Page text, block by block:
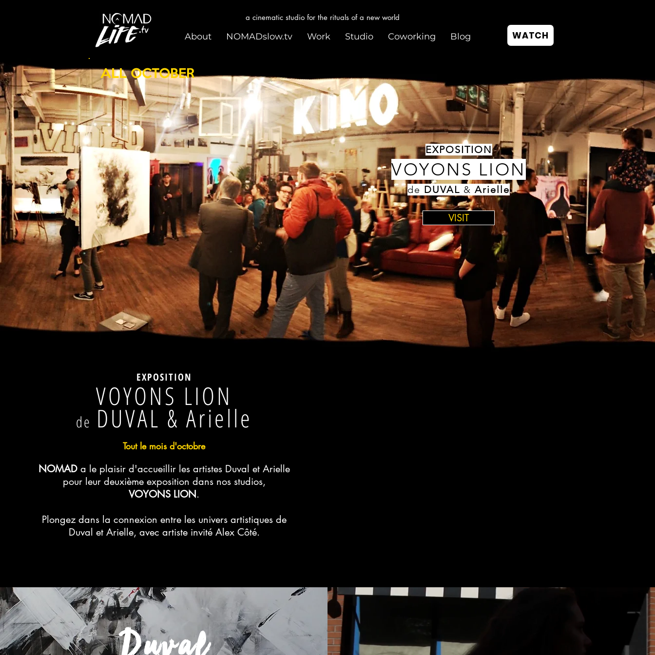
a cinematic studio for the rituals of a new world
About NOMADslow.tv Work Studio Coworking Blog WATCH
ALL OCTOBER
EXPOSITION
VOYONS LION
de DUVAL & Arielle
VISIT
EXPOSITION
VOYONS LION
de DUVAL & Arielle
Tout le mois d'octobre
NOMADa le plaisir d'accueillir les artistes Duval et Arielle
pour leur deuxième exposition dans nos studios,
VOYONS LION.
Plongez dans la connexion entre les univers artistiques de
Duval et Arielle, avec artiste invité Alex Côté.